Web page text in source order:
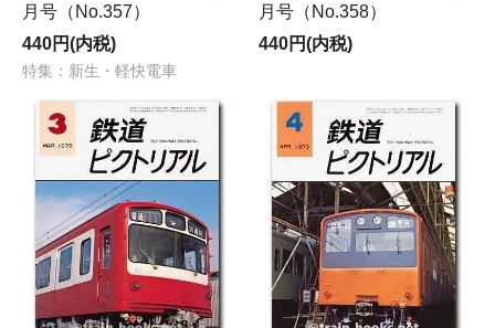
月号（No.357）
440円(内税)
特集：新生・軽快電車
月号（No.358）
440円(内税)